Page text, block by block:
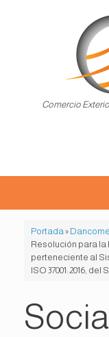
Comercio
Portada »
Resolución para
perteneciente al
ISO 37001: 2016,